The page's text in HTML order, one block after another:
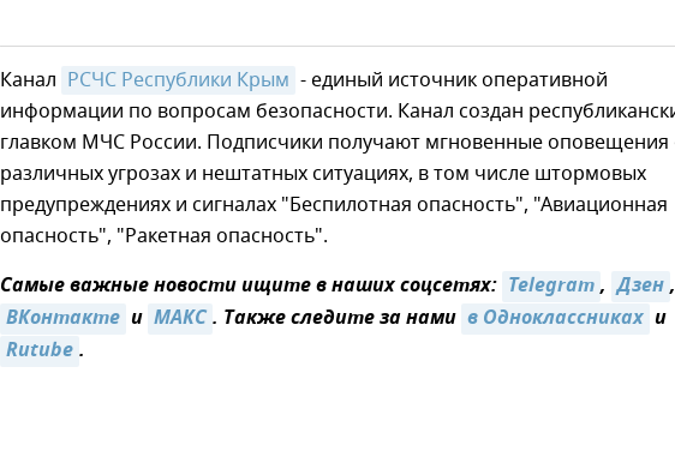
Канал РСЧС Республики Крым - единый источник оперативной
информации по вопросам безопасности. Канал создан
главком МЧС России. Подписчики получают мгновенные оповещения
различных угрозах и нештатных ситуациях, в том числе штормовых
предупреждениях и сигналах "Беспилотная опасность", "Авиационная
опасность", "Ракетная опасность".
Самые важные новости ищите в наших соцсетях: Telegram, Дзен,
ВКонтакте и MAКС. Также следите за нами в Одноклассниках и
Rutube.